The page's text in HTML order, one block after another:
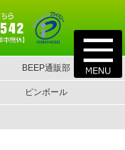
BEEP通販部
ピンボール